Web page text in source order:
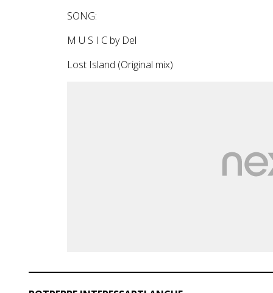
SONG:
M U S I C by Del
Lost Island (Original mix)